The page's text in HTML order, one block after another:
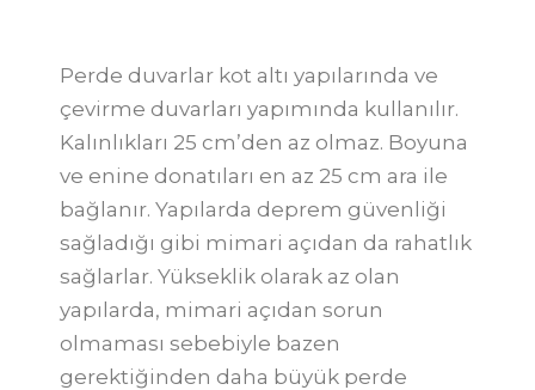
Perde duvarlar kot altı yapılarında ve
çevirme duvarları yapımında kullanılır.
Kalınlıkları 25 cm’den az olmaz. Boyuna
ve enine donatıları en az 25 cm ara ile
bağlanır. Yapılarda deprem güvenliği
sağladığı gibi mimari açıdan da rahatlık
sağlarlar. Yükseklik olarak az olan
yapılarda, mimari açıdan sorun
olmaması sebebiyle bazen
gerektiğinden daha büyük perde